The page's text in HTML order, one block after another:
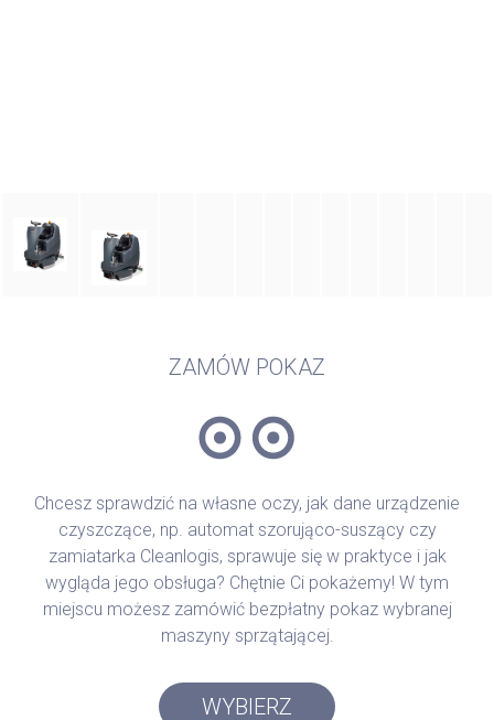
ZAMÓW POKAZ
Chcesz sprawdzić na własne oczy, jak dane urządzenie
czyszczące, np. automat szorująco-suszący czy
zamiatarka Cleanlogis, sprawuje się w praktyce i jak
wygląda jego obsługa? Chętnie Ci pokażemy! W tym
miejscu możesz zamówić bezpłatny pokaz wybranej
maszyny sprzątającej.
WYBIERZ